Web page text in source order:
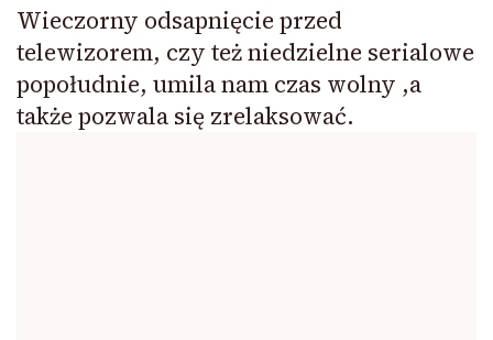
Wieczorny odsapnięcie przed
telewizorem, czy też niedzielne serialowe
popołudnie, umila nam czas wolny ,a
także pozwala się zrelaksować.